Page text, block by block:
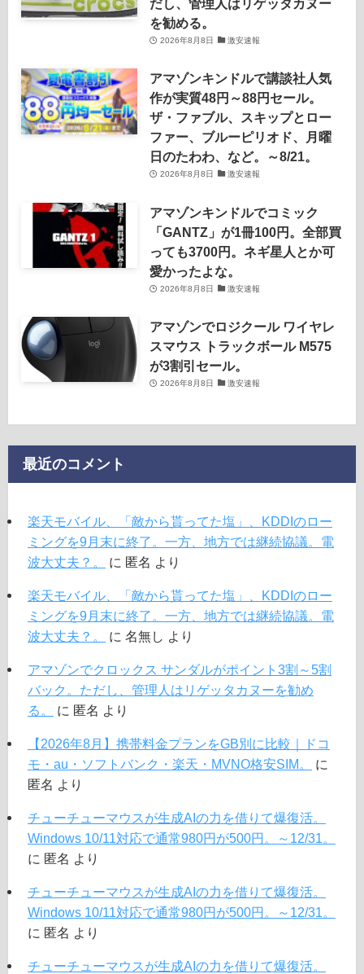
だし、管理人はリゲッタカヌー
を勧める。
2026年8月8日 激安速報
アマゾンキンドルで講談社人気
作が実質48円～88円セール。
ザ・ファブル、スキップとロー
ファー、ブルーピリオド、月曜
日のたわわ、など。～8/21。
2026年8月8日 激安速報
アマゾンキンドルでコミック
「GANTZ」が1冊100円。全部買
っても3700円。ネギ星人とか可
愛かったよな。
2026年8月8日 激安速報
アマゾンでロジクール ワイヤレ
スマウス トラックボール M575
が3割引セール。
2026年8月8日 激安速報
最近のコメント
楽天モバイル、「敵から貰ってた塩」、KDDIのロー
ミングを9月末に終了。一方、地方では継続協議。電
波大丈夫？。
に 匿名 より
楽天モバイル、「敵から貰ってた塩」、KDDIのロー
ミングを9月末に終了。一方、地方では継続協議。電
波大丈夫？。
に 名無し より
アマゾンでクロックス サンダルがポイント3割～5割
バック。ただし、管理人はリゲッタカヌーを勧め
る。
に 匿名 より
【2026年8月】携帯料金プランをGB別に比較｜ドコ
モ・au・ソフトバンク・楽天・MVNO格安SIM。
に
匿名 より
チューチューマウスが生成AIの力を借りて爆復活。
Windows 10/11対応で通常980円が500円。～12/31。
に 匿名 より
チューチューマウスが生成AIの力を借りて爆復活。
Windows 10/11対応で通常980円が500円。～12/31。
に 匿名 より
チューチューマウスが生成AIの力を借りて爆復活。